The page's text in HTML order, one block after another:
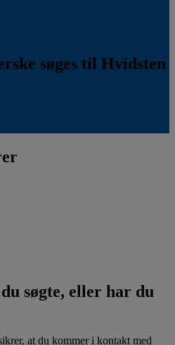
søges til Hvidsten
søgte, eller har du
at du kommer i kontakt med